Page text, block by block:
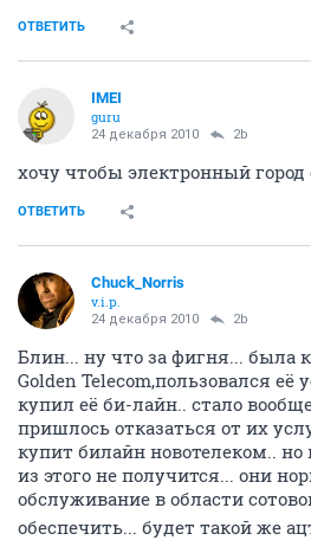
ОТВЕТИТЬ
IMEI
guru
24 декабря 2010 2b
хочу чтобы электронный город
ОТВЕТИТЬ
Chuck_Norris
v.i.p.
24 декабря 2010 2b
Блин... ну что за фигня... была
Golden Telecom,пользовался её
купил её би-лайн.. стало
пришлось отказаться от их
купит билайн новотелеком.. но
из этого не получится... они
обслуживание в области
обеспечить... будет такой же